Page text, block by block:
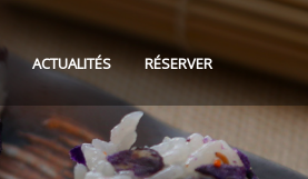
ACTUALITÉS RÉSERVER